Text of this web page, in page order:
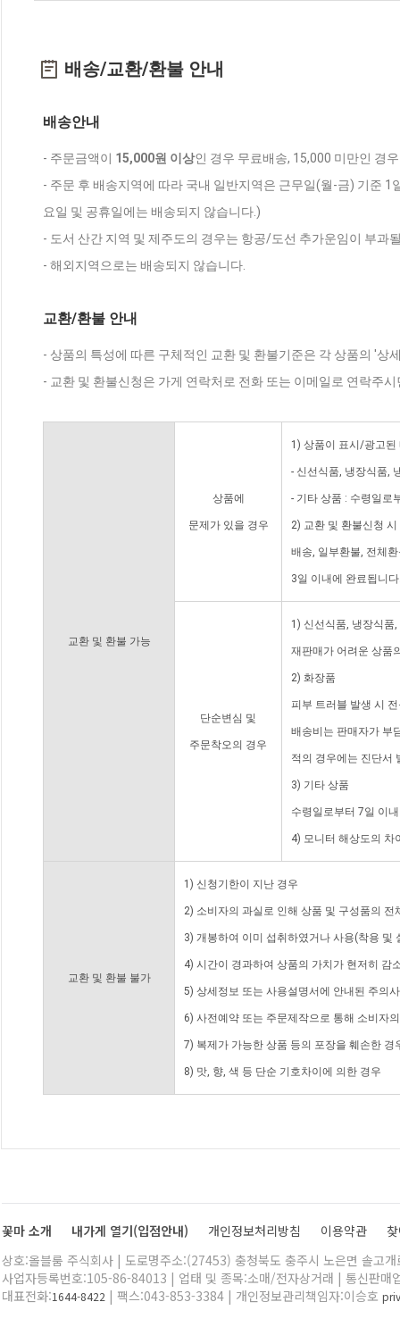
배송/교환/환불 안내
배송안내
- 주문금액이 15,000원 이상인 경우 무료배송, 15,000 미만인 경
- 주문 후 배송지역에 따라 국내 일반지역은 근무일(월-금) 기준
요일 및 공휴일에는 배송되지 않습니다.)
- 도서 산간 지역 및 제주도의 경우는 항공/도선 추가운임이 부과
- 해외지역으로는 배송되지 않습니다.
교환/환불 안내
- 상품의 특성에 따른 구체적인 교환 및 환불기준은 각 상품의 '상
- 교환 및 환불신청은 가게 연락처로 전화 또는 이메일로 연락주
교환 및 환불 가능
상품에
문제가 있을 경우
1) 상품이 표시/광고된
- 신선식품, 냉장식품,
- 기타 상품 : 수령일로
2) 교환 및 환불신청
배송, 일부환불, 전체
3일 이내에 완료됩니
단순변심 및
주문착오의 경우
1) 신선식품, 냉장식품
재판매가 어려운 상품
2) 화장품
피부 트러블 발생 시
배송비는 판매자가 부
적의 경우에는 진단서
3) 기타 상품
수령일로부터 7일 이
4) 모니터 해상도의 차
교환 및 환불 불가
1) 신청기한이 지난 경우
2) 소비자의 과실로 인해 상품 및 구성품의
3) 개봉하여 이미 섭취하였거나 사용(착용 및
4) 시간이 경과하여 상품의 가치가 현저히 감
5) 상세정보 또는 사용설명서에 안내된 주의
6) 사전예약 또는 주문제작으로 통해 소비자
7) 복제가 가능한 상품 등의 포장을 훼손한 경
8) 맛, 향, 색 등 단순 기호차이에 의한 경우
꽃마 소개 내가게 열기(입점안내) 개인정보처리방침 이용약관
상호:올블룸 주식회사 | 도로명주소:(27453) 충청북도 충주시 노은면 솔고
사업자등록번호:105-86-84013 | 업태 및 종목:소매/전자상거래 | 통신판매
대표전화:1644-8422 | 팩스:043-853-3384 | 개인정보관리책임자:이승호